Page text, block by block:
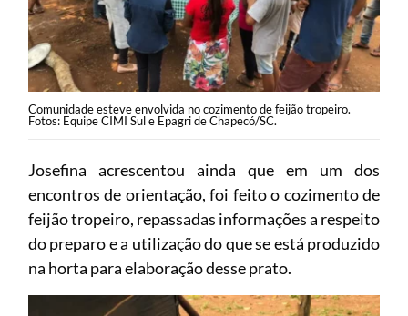
Comunidade esteve envolvida no cozimento de feijão tropeiro.
Fotos: Equipe CIMI Sul e Epagri de Chapecó/SC.
Josefina acrescentou ainda que em um dos
encontros de orientação, foi feito o cozimento de
feijão tropeiro, repassadas informações a respeito
do preparo e a utilização do que se está produzido
na horta para elaboração desse prato.